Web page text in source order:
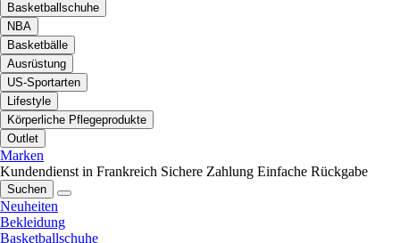
Basketballschuhe
NBA
Basketbälle
Ausrüstung
US-Sportarten
Lifestyle
Körperliche Pflegeprodukte
Outlet
Marken
Kundendienst in Frankreich Sichere Zahlung Einfache Rückgabe
Suchen
Neuheiten
Bekleidung
Basketballschuhe